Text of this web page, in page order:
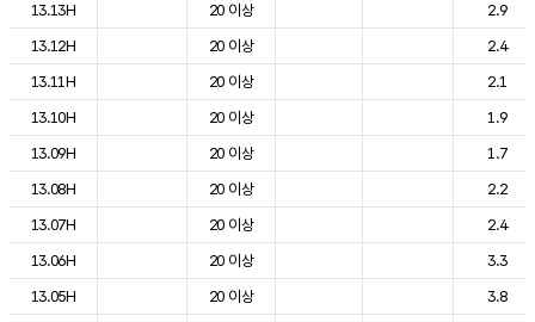
13.13H
20 이상
2.9
13.12H
20 이상
2.4
13.11H
20 이상
2.1
13.10H
20 이상
1.9
13.09H
20 이상
1.7
13.08H
20 이상
2.2
13.07H
20 이상
2.4
13.06H
20 이상
3.3
13.05H
20 이상
3.8